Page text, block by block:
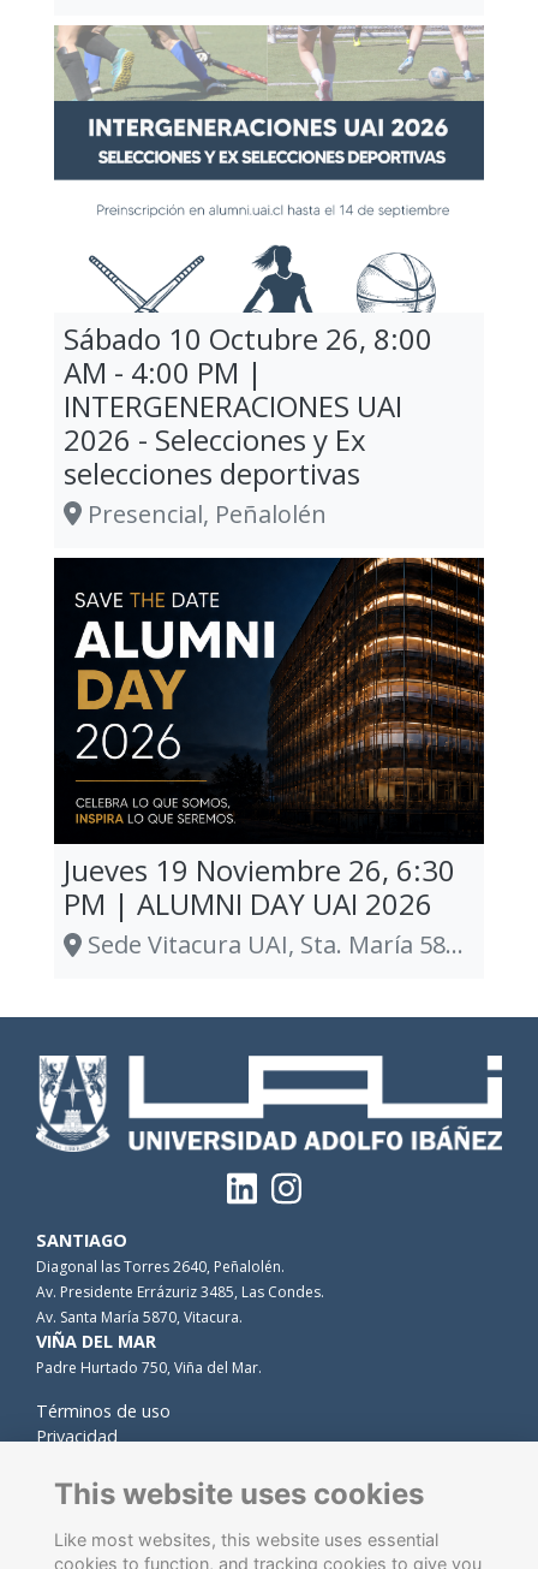
Sábado 10 Octubre 26, 8:00
AM - 4:00 PM |
INTERGENERACIONES UAI
2026 - Selecciones y Ex
selecciones deportivas
Presencial, Peñalolén
Jueves 19 Noviembre 26, 6:30
PM | ALUMNI DAY UAI 2026
Sede Vitacura UAI, Sta. María 5870, Vitacura
SANTIAGO
Diagonal las Torres 2640, Peñalolén.
Av. Presidente Errázuriz 3485, Las Condes.
Av. Santa María 5870, Vitacura.
VIÑA DEL MAR
Padre Hurtado 750, Viña del Mar.
Términos de uso
Privacidad
Contacto
This website uses cookies
Like most websites, this website uses essential
cookies to function, and tracking cookies to give you